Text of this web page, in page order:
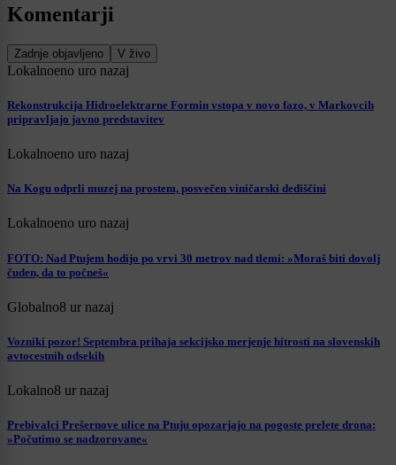
Komentarji
Zadnje objavljeno V živo
Lokalnoeno uro nazaj
Rekonstrukcija Hidroelektrarne Formin vstopa v novo fazo, v Markovcih
pripravljajo javno predstavitev
Lokalnoeno uro nazaj
Na Kogu odprli muzej na prostem, posvečen viničarski dediščini
Lokalnoeno uro nazaj
FOTO: Nad Ptujem hodijo po vrvi 30 metrov nad tlemi: »Moraš biti dovolj
čuden, da to počneš«
Globalno8 ur nazaj
Vozniki pozor! Septembra prihaja sekcijsko merjenje hitrosti na slovenskih
avtocestnih odsekih
Lokalno8 ur nazaj
Prebivalci Prešernove ulice na Ptuju opozarjajo na pogoste prelete drona:
»Počutimo se nadzorovane«